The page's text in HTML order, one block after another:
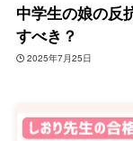
中学生の娘の反
すべき？
2025年7月25日